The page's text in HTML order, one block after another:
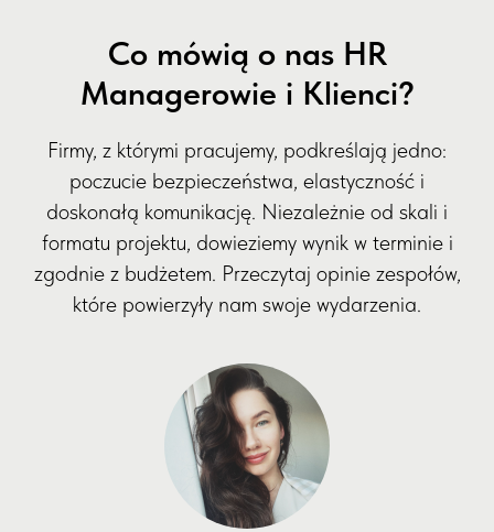
Co mówią o nas HR
Managerowie i Klienci?
Firmy, z którymi pracujemy, podkreślają jedno:
poczucie bezpieczeństwa, elastyczność i
doskonałą komunikację. Niezależnie od skali i
formatu projektu, dowieziemy wynik w terminie i
zgodnie z budżetem. Przeczytaj opinie zespołów,
które powierzyły nam swoje wydarzenia.